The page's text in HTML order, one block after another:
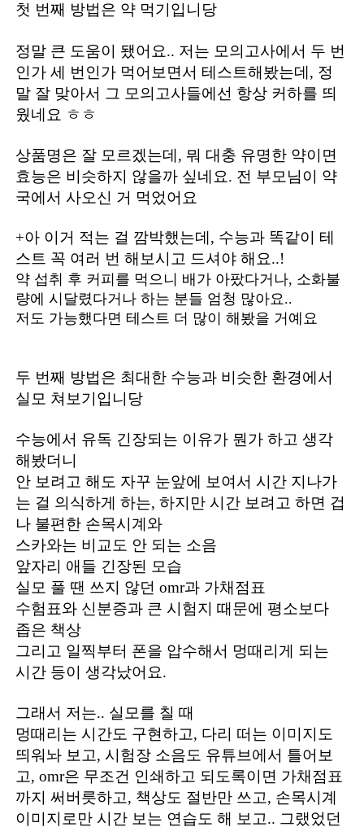
첫 번째 방법은 약 먹기입니당
정말 큰 도움이 됐어요.. 저는 모의고사에서 두 번
인가 세 번인가 먹어보면서 테스트해봤는데, 정
말 잘 맞아서 그 모의고사들에선 항상 커하를 띄
웠네요 ㅎㅎ
상품명은 잘 모르겠는데, 뭐 대충 유명한 약이면
효능은 비슷하지 않을까 싶네요. 전 부모님이 약
국에서 사오신 거 먹었어요
+아 이거 적는 걸 깜박했는데, 수능과 똑같이 테
스트 꼭 여러 번 해보시고 드셔야 해요..!
약 섭취 후 커피를 먹으니 배가 아팠다거나, 소화불
량에 시달렸다거나 하는 분들 엄청 많아요..
저도 가능했다면 테스트 더 많이 해봤을 거예요
두 번째 방법은 최대한 수능과 비슷한 환경에서
실모 쳐보기입니당
수능에서 유독 긴장되는 이유가 뭔가 하고 생각
해봤더니
안 보려고 해도 자꾸 눈앞에 보여서 시간 지나가
는 걸 의식하게 하는, 하지만 시간 보려고 하면 겁
나 불편한 손목시계와
스카와는 비교도 안 되는 소음
앞자리 애들 긴장된 모습
실모 풀 땐 쓰지 않던 omr과 가채점표
수험표와 신분증과 큰 시험지 때문에 평소보다
좁은 책상
그리고 일찍부터 폰을 압수해서 멍때리게 되는
시간 등이 생각났어요.
그래서 저는.. 실모를 칠 때
멍때리는 시간도 구현하고, 다리 떠는 이미지도
띄워놔 보고, 시험장 소음도 유튜브에서 틀어보
고, omr은 무조건 인쇄하고 되도록이면 가채점표
까지 써버릇하고, 책상도 절반만 쓰고, 손목시계
이미지로만 시간 보는 연습도 해 보고.. 그랬었던